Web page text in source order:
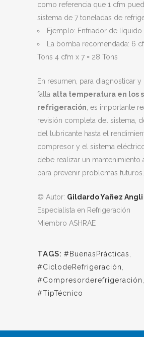
como referencia que 1 cfm
sistema de 7 toneladas de
Ejemplo: Enfriador de líquido
La bomba recomendada: 6
Tons 4 cfm x 7 = 28 Tons
En resumen, para diagnosticar y
falla alta temperatura en los
refrigeración , es importante
revisión completa del sistema,
del lubricante hasta el
compresor y el sistema
debe realizar un mantenimiento
para prevenir problemas futuros.
© Autor: Gildardo Yañez Angli
Especialista en Refrigeración
Miembro ASHRAE
TAGS: #BuenasPrácticas
#CiclodeRefrigeración
#Compresorderefrigeración
#TipTécnico